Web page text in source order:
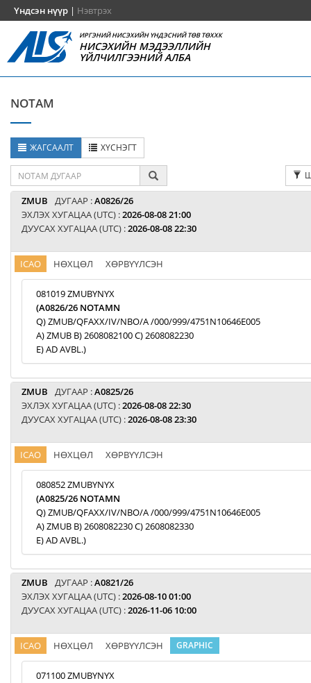
Үндсэн нүүр | Нэвтрэх
ИРГЭНИЙ НИСЭХИЙН ҮНДЭСНИЙ ТӨВ ТӨХХК
НИСЭХИЙН МЭДЭЭЛЛИЙН
ҮЙЛЧИЛГЭЭНИЙ АЛБА
NOTAM
ЖАГСААЛТ ХҮСНЭГТ
ZMUB ДУГААР :A0826/26
ЭХЛЭХ ХУГАЦАА (UTC) :2026-08-08 21:00
ДУУСАХ ХУГАЦАА (UTC) :2026-08-08 22:30
ICAO НӨХЦӨЛ ХӨРВҮҮЛСЭН
081019 ZMUBYNYX
(A0826/26 NOTAMN
Q) ZMUB/QFAXX/IV/NBO/A /000/999/4751N10646E005
A) ZMUB B) 2608082100 C) 2608082230
E) AD AVBL.)
ZMUB ДУГААР :A0825/26
ЭХЛЭХ ХУГАЦАА (UTC) :2026-08-08 22:30
ДУУСАХ ХУГАЦАА (UTC) :2026-08-08 23:30
ICAO НӨХЦӨЛ ХӨРВҮҮЛСЭН
080852 ZMUBYNYX
(A0825/26 NOTAMN
Q) ZMUB/QFAXX/IV/NBO/A /000/999/4751N10646E005
A) ZMUB B) 2608082230 C) 2608082330
E) AD AVBL.)
ZMUB ДУГААР :A0821/26
ЭХЛЭХ ХУГАЦАА (UTC) :2026-08-10 01:00
ДУУСАХ ХУГАЦАА (UTC) :2026-11-06 10:00
ICAO НӨХЦӨЛ ХӨРВҮҮЛСЭН GRAPHIC
071100 ZMUBYNYX